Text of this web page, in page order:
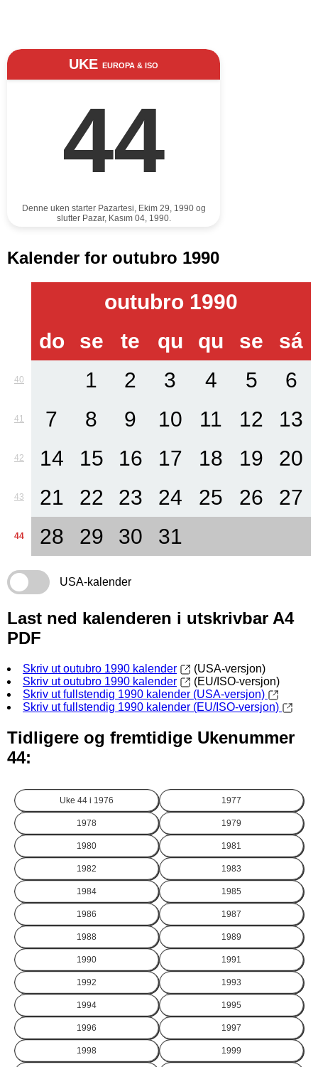
UKE EUROPA & ISO
44
Denne uken starter Pazartesi, Ekim 29, 1990 og
slutter Pazar, Kasım 04, 1990.
Kalender for outubro 1990
outubro 1990
do
se te qu qu se sá
40 1 2 3 4 5 6
41 7 8 9 10 11 12 13
42 14 15 16 17 18 19 20
43 21 22 23 24 25 26 27
44 28 29 30 31
USA-kalender
Last ned kalenderen i utskrivbar A4
PDF
Skriv ut outubro 1990 kalender
(USA-versjon)
Skriv ut outubro 1990 kalender
(EU/ISO-versjon)
Skriv ut fullstendig 1990 kalender (USA-versjon)
Skriv ut fullstendig 1990 kalender (EU/ISO-versjon)
Tidligere og fremtidige Ukenummer
44:
Uke 44 i 1976 1977
1978 1979
1980 1981
1982 1983
1984 1985
1986 1987
1988 1989
1990 1991
1992 1993
1994 1995
1996 1997
1998 1999